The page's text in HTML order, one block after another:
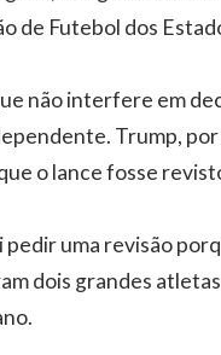
de Futebol dos
não interfere em
Trump,
o lance fosse
pedir uma revisão
dois grandes